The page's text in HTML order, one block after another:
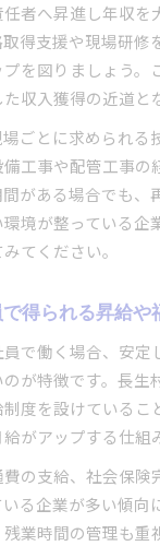
任者へ昇進し年収を
得支援や現場研修
を図りましょう。
収入獲得の近道と
ごとに求められる
工事や配管工事の
がある場合でも、
境が整っている企
てください。
得られる昇給や
で働く場合、安定
が特徴です。長生
度を設けているこ
がアップする仕組
の支給、社会保険
る企業が多い傾向
業時間の管理も重